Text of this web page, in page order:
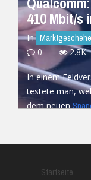
410 Mbit/s
In
0
2.8K
In einem
testete man,
dem neuen
Startseite